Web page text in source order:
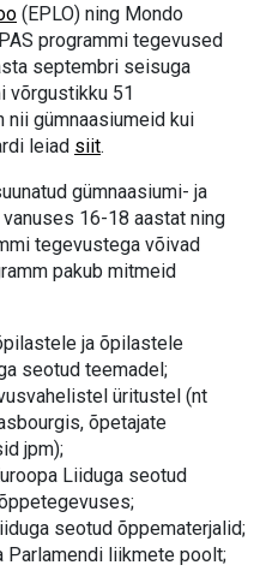
(EPLO) ning Mondo
programmi tegevused
septembri seisuga
võrgustikku 51
nii gümnaasiumeid kui
leiad siit.
gümnaasiumi- ja
16-18 aastat ning
tegevustega võivad
pakub mitmeid
ja õpilastele
seotud teemadel;
üritustel (nt
õpetajate
jpm);
Liiduga seotud
seotud õppematerjalid;
Parlamendi liikmete poolt;